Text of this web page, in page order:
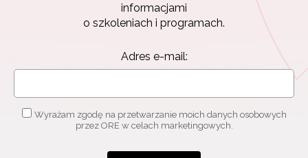
informacjami
o szkoleniach i programach.
Adres e-mail:
Wyrażam zgodę na przetwarzanie moich danych osobowych
przez ORE w celach marketingowych.